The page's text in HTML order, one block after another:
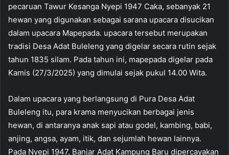
pecaruan Tawur Kesanga Nyepi 1947 Caka, sebanyak 21
hewan yang digunakan sebagai sarana upacara disucikan
dalam upacara Mapepada. upacara tersebut merupakan
tradisi Desa Adat Buleleng yang digelar secara rutin sejak
tahun 1835 silam. Pada tahun ini, mapepada digelar pada
Kamis (27/3/2025) yang dimulai sejak pukul 14.00 Wita.
Dalam upacara yang berlangsung di Pura Desa Adat
Buleleng itu, para krama menyucikan berbagai jenis
hewan, di antaranya anak sapi atau godel, kambing, babi,
anjing, angsa, ayam, itik, dan sejumlah hewan lainnya.
Pada Nyepi 1947, Banjar Adat Kampung Baru dipercayakan